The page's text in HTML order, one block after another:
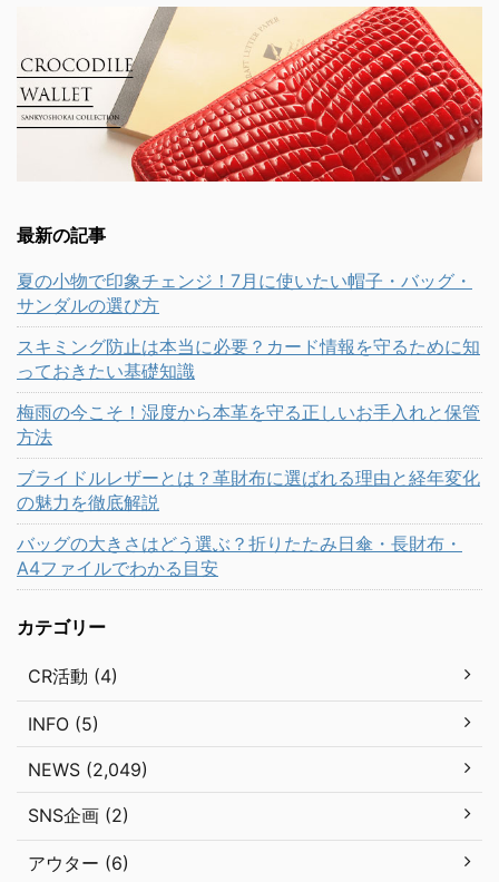
最新の記事
夏の小物で印象チェンジ！7月に使いたい帽子・バッグ・
サンダルの選び方
スキミング防止は本当に必要？カード情報を守るために知
っておきたい基礎知識
梅雨の今こそ！湿度から本革を守る正しいお手入れと保管
方法
ブライドルレザーとは？革財布に選ばれる理由と経年変化
の魅力を徹底解説
バッグの大きさはどう選ぶ？折りたたみ日傘・長財布・
A4ファイルでわかる目安
カテゴリー
CR活動 (4)
INFO (5)
NEWS (2,049)
SNS企画 (2)
アウター (6)